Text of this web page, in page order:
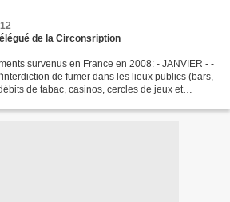
de la Circonsription
survenus en France en 2008: - JANVIER - -
de fumer dans les lieux publics (bars,
de tabac, casinos, cercles de jeux et